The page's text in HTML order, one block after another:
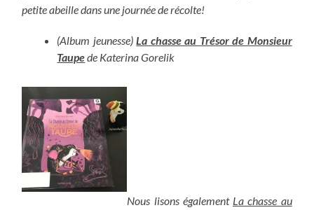
petite abeille dans une journée de récolte!
(Album jeunesse)La chasse au Trésor de Monsieur
Taupede Katerina Gorelik
Nous lisons également La chasse au